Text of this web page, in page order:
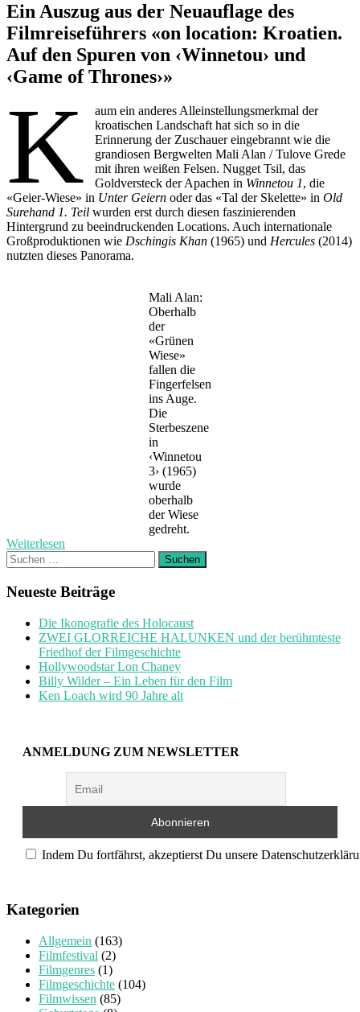
Ein Auszug aus der Neuauflage des
Filmreiseführers «on location: Kroatien.
Auf den Spuren von ‹Winnetou› und
‹Game of Thrones›»
K
aum ein anderes Alleinstellungsmerkmal der
kroatischen Landschaft hat sich so in die
Erinnerung der Zuschauer eingebrannt wie die
grandiosen Bergwelten Mali Alan / Tulove Grede
mit ihren weißen Felsen. Nugget Tsil, das
Goldversteck der Apachen in Winnetou 1, die
«Geier-Wiese» in Unter Geiern oder das «Tal der Skelette» in Old
Surehand 1. Teil wurden erst durch diesen faszinierenden
Hintergrund zu beeindruckenden Locations. Auch internationale
Großproduktionen wie Dschingis Khan (1965) und Hercules (2014)
nutzten dieses Panorama.
Mali Alan:
Oberhalb
der
«Grünen
Wiese»
fallen die
Fingerfelsen
ins Auge.
Die
Sterbeszene
in
‹Winnetou
3› (1965)
wurde
oberhalb
der Wiese
gedreht.
Weiterlesen
Suchen
nach:
Neueste Beiträge
Die Ikonografie des Holocaust
ZWEI GLORREICHE HALUNKEN und der berühmteste
Friedhof der Filmgeschichte
Hollywoodstar Lon Chaney
Billy Wilder – Ein Leben für den Film
Ken Loach wird 90 Jahre alt
ANMELDUNG ZUM NEWSLETTER
Indem Du fortfährst, akzeptierst Du unsere
Kategorien
Allgemein (163)
Filmfestival (2)
Filmgenres (1)
Filmgeschichte (104)
Filmwissen (85)